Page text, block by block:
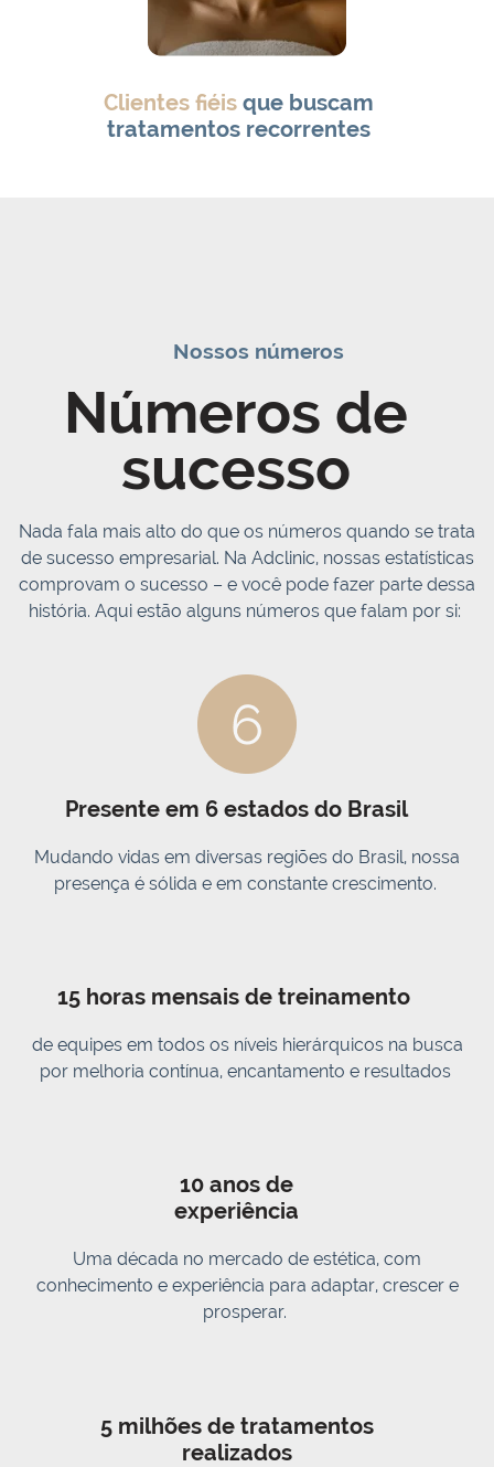
Clientes fiéisque buscam
tratamentos recorrentes
Nossos números
Números de
sucesso
Nada fala mais alto do que os números quando se trata
de sucesso empresarial. Na Adclinic, nossas estatísticas
comprovam o sucesso – e você pode fazer parte dessa
história. Aqui estão alguns números que falam por si:
Presente em 6 estados do Brasil
Mudando vidas em diversas regiões do Brasil, nossa
presença é sólida e em constante crescimento.
15 horas mensais de treinamento
de equipes em todos os níveis hierárquicos na busca
por melhoria contínua, encantamento e resultados
10 anos de
experiência
Uma década no mercado de estética, com
conhecimento e experiência para adaptar, crescer e
prosperar.
5 milhões de tratamentos
realizados